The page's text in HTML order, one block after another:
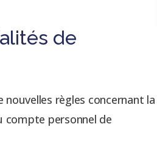
de
règles concernant la
personnel de